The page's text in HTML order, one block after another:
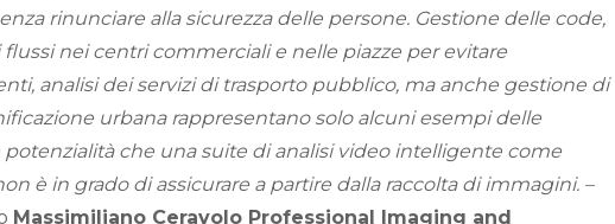
rinunciare alla sicurezza delle persone. Gestione delle code,
nei centri commerciali e nelle piazze per evitare
analisi dei servizi di trasporto pubblico, ma anche gestione di
urbana rappresentano solo alcuni esempi delle
potenzialità che una suite di analisi video intelligente come
è in grado di assicurare a partire dalla raccolta di immagini. –
Massimiliano Ceravolo Professional Imaging and